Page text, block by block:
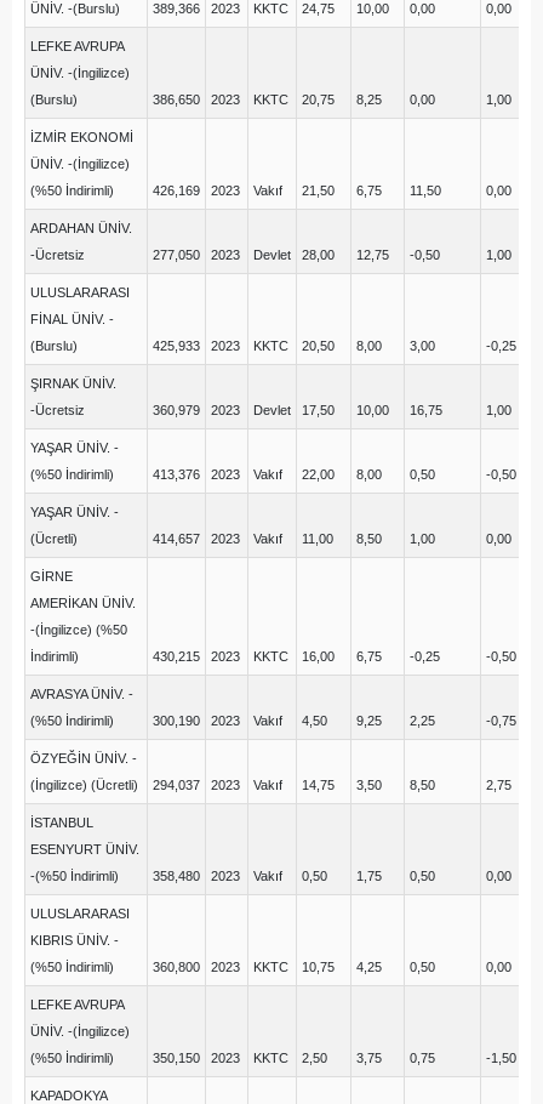
ÜNİV. -(Burslu)
389,366 2023 KKTC 24,75 10,00 0,00 0,00
LEFKE AVRUPA
ÜNİV. -(İngilizce)
(Burslu)
386,650 2023 KKTC 20,75 8,25 0,00 1,00
İZMİR EKONOMİ
ÜNİV. -(İngilizce)
(%50 İndirimli)
426,169 2023 Vakıf 21,50 6,75 11,50 0,00
ARDAHAN ÜNİV.
-Ücretsiz
277,050 2023 Devlet 28,00 12,75 -0,50 1,00
ULUSLARARASI
FİNAL ÜNİV. -
(Burslu)
425,933 2023 KKTC 20,50 8,00 3,00 -0,25
ŞIRNAK ÜNİV.
-Ücretsiz
360,979 2023 Devlet 17,50 10,00 16,75 1,00
YAŞAR ÜNİV. -
(%50 İndirimli)
413,376 2023 Vakıf 22,00 8,00 0,50 -0,50
YAŞAR ÜNİV. -
(Ücretli)
414,657 2023 Vakıf 11,00 8,50 1,00 0,00
GİRNE
AMERİKAN ÜNİV.
-(İngilizce) (%50
İndirimli)
430,215 2023 KKTC 16,00 6,75 -0,25 -0,50
AVRASYA ÜNİV. -
(%50 İndirimli)
300,190 2023 Vakıf 4,50 9,25 2,25 -0,75
ÖZYEĞİN ÜNİV. -
(İngilizce) (Ücretli)
294,037 2023 Vakıf 14,75 3,50 8,50 2,75
İSTANBUL
ESENYURT ÜNİV.
-(%50 İndirimli)
358,480 2023 Vakıf 0,50 1,75 0,50 0,00
ULUSLARARASI
KIBRIS ÜNİV. -
(%50 İndirimli)
360,800 2023 KKTC 10,75 4,25 0,50 0,00
LEFKE AVRUPA
ÜNİV. -(İngilizce)
(%50 İndirimli)
350,150 2023 KKTC 2,50 3,75 0,75 -1,50
KAPADOKYA